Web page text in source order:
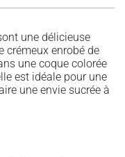
une délicieuse
crémeux enrobé de
une coque colorée
est idéale pour une
une envie sucrée à